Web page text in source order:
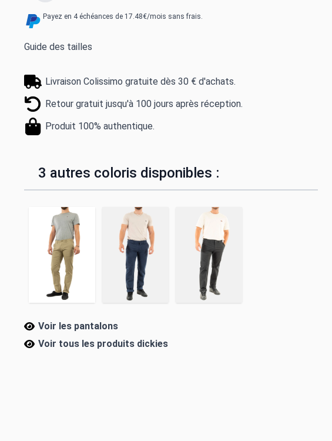
Payez en 4 échéances de 17.48€/mois sans frais.
Guide des tailles
Livraison Colissimo gratuite dès 30 € d'achats.
Retour gratuit jusqu'à 100 jours après réception.
Produit 100% authentique.
3 autres coloris disponibles :
Voir les pantalons
Voir tous les produits dickies